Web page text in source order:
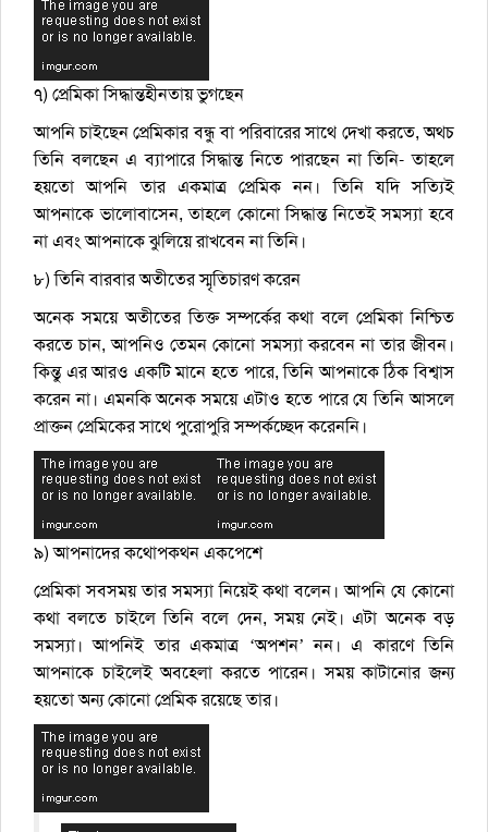
৭) প্রেমিকা সিদ্ধান্তহীনতায় ভুগছেন
আপনি চাইছেন প্রেমিকার বন্ধু বা পরিবারের সাথে দেখা করতে, অথচ
তিনি বলছেন এ ব্যাপারে সিদ্ধান্ত নিতে পারছেন না তিনি- তাহলে
হয়তো আপনি তার একমাত্র প্রেমিক নন। তিনি যদি সত্যিই
আপনাকে ভালোবাসেন, তাহলে কোনো সিদ্ধান্ত নিতেই সমস্যা হবে
না এবং আপনাকে ঝুলিয়ে রাখবেন না তিনি।
৮) তিনি বারবার অতীতের স্মৃতিচারণ করেন
অনেক সময়ে অতীতের তিক্ত সম্পর্কের কথা বলে প্রেমিকা নিশ্চিত
করতে চান, আপনিও তেমন কোনো সমস্যা করবেন না তার জীবন।
কিন্তু এর আরও একটি মানে হতে পারে, তিনি আপনাকে ঠিক বিশ্বাস
করেন না। এমনকি অনেক সময়ে এটাও হতে পারে যে তিনি আসলে
প্রাক্তন প্রেমিকের সাথে পুরোপুরি সম্পর্কচ্ছেদ করেননি।
৯) আপনাদের কথোপকথন একপেশে
প্রেমিকা সবসময় তার সমস্যা নিয়েই কথা বলেন। আপনি যে কোনো
কথা বলতে চাইলে তিনি বলে দেন, সময় নেই। এটা অনেক বড়
সমস্যা। আপনিই তার একমাত্র ‘অপশন’ নন। এ কারণে তিনি
আপনাকে চাইলেই অবহেলা করতে পারেন। সময় কাটানোর জন্য
হয়তো অন্য কোনো প্রেমিক রয়েছে তার।